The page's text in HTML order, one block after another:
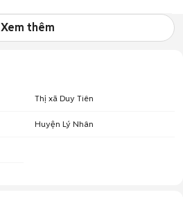
Xem thêm
Thị xã Duy Tiên
Huyện Lý Nhân